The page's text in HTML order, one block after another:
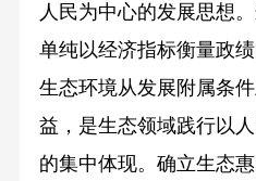
人民为中心的发展思想
单纯以经济指标衡量政
生态环境从发展附属条
益，是生态领域践行以
的集中体现。确立生态